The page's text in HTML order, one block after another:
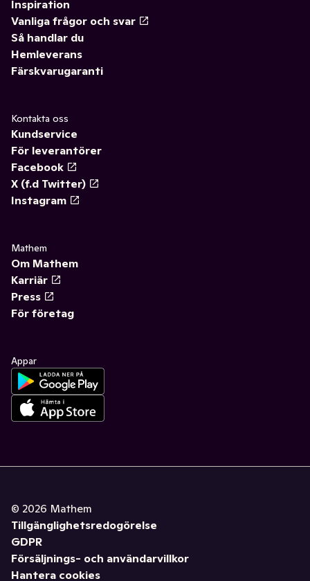
Inspiration
Vanliga frågor och svar
Så handlar du
Hemleverans
Färskvarugaranti
Kontakta oss
Kundservice
För leverantörer
Facebook
X (f.d Twitter)
Instagram
Mathem
Om Mathem
Karriär
Press
För företag
Appar
© 2026 Mathem
Tillgänglighetsredogörelse
GDPR
Försäljnings- och användarvillkor
Hantera cookies